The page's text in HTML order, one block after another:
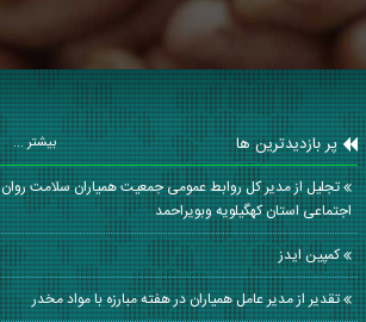
پر بازدیدترین ها بیشتر ...
تجلیل از مدیر کل روابط عمومی جمعیت همیاران سلامت روان
اجتماعی استان کهگیلویه وبویراحمد
كمپين ايدز
تقدیر از مدیر عامل همیاران در هفته مبارزه با مواد مخدر